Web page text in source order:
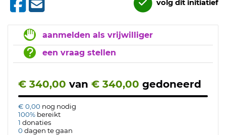
volg dit initiatief
aanmelden als vrijwilliger
een vraag stellen
€ 340,00 van € 340,00 gedoneerd
€ 0,00 nog nodig
100% bereikt
1 donaties
0dagen te gaan